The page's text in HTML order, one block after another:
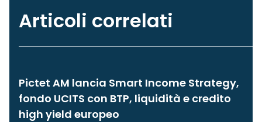
Articoli correlati
Pictet AM lancia Smart Income Strategy,
fondo UCITS con BTP, liquidità e credito
high yield europeo